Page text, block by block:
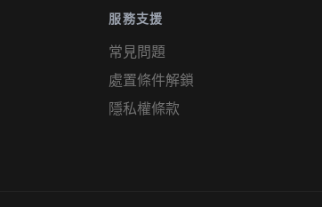
服務支援
常見問題
處置條件解鎖
隱私權條款